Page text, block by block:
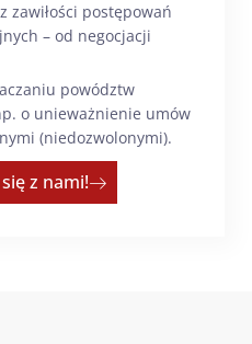
zawiłości postępowań
– od negocjacji
powództw
o unieważnienie umów
(niedozwolonymi).
z nami!